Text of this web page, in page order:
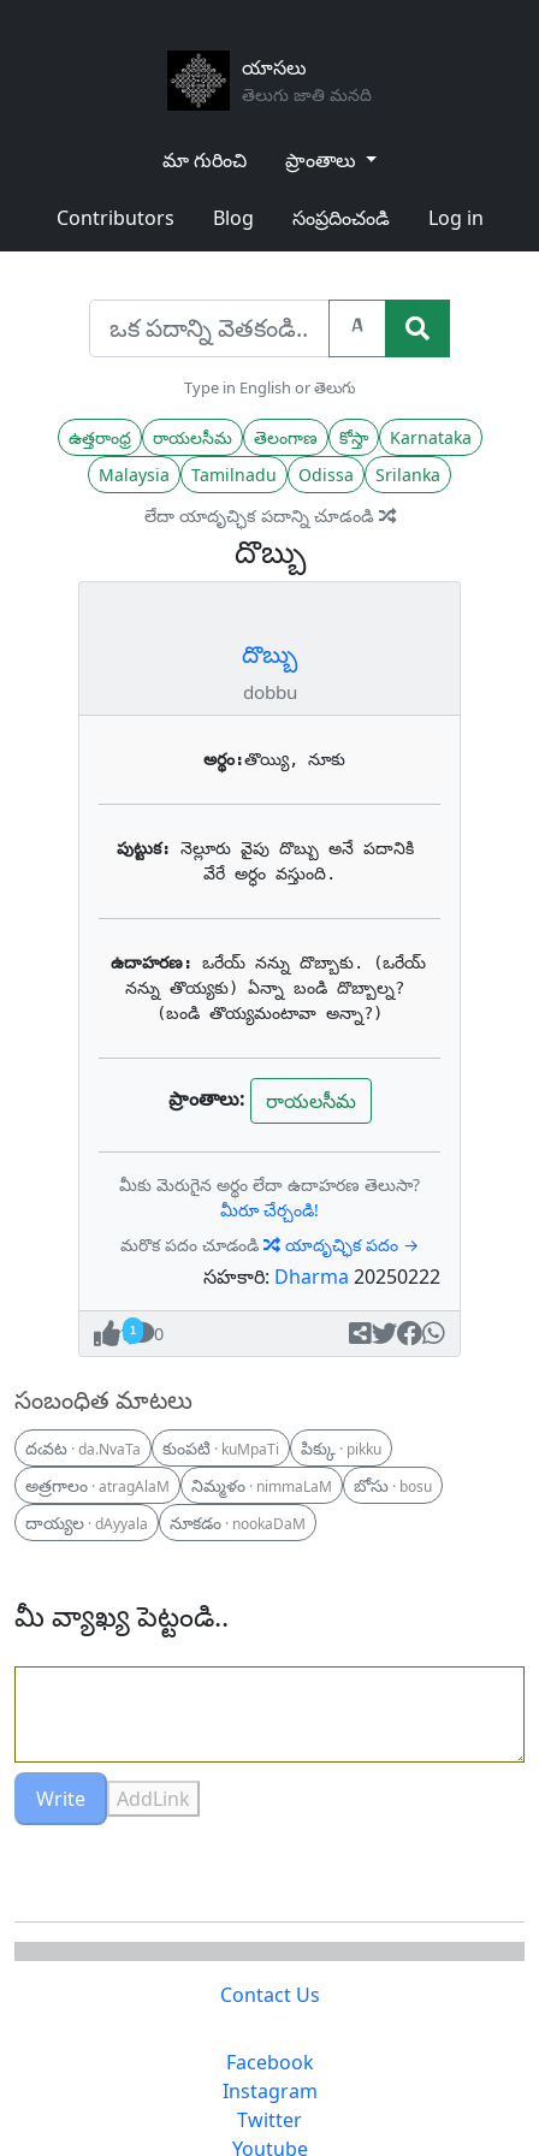
యాసలు
తెలుగు జాతి మనది
మా గురించి ప్రాంతాలు
Contributors Blog సంప్రదించండి Log in
A
Type in English or తెలుగు
ఉత్తరాంధ్ర రాయలసీమ తెలంగాణ కోస్తా
Karnataka
Malaysia
Tamilnadu Odissa
Srilanka
లేదా యాదృచ్ఛిక పదాన్ని చూడండి
దొబ్బు
దొబ్బు
dobbu
అర్థం:తొయ్యి, నూకు
పుట్టుక: నెల్లూరు వైపు దొబ్బు అనే పదానికి
వేరే అర్ధం వస్తుంది.
ఉదాహరణ: ఒరేయ్ నన్ను దొబ్బాకు. (ఒరేయ్
నన్ను తొయ్యకు) ఏన్నా బండి దొబ్బాల్న?
(బండి తొయ్యమంటావా అన్నా?)
ప్రాంతాలు: రాయలసీమ
మీకు మెరుగైన అర్థం లేదా ఉదాహరణ తెలుసా?
మీరూ చేర్చండి!
మరొక పదం చూడండి
యాదృచ్ఛిక పదం →
సహకారి: Dharma 20250222
1 0
సంబంధిత మాటలు
దఁవట · da.NvaTa కుంపటి · kuMpaTi పిక్కు · pikku
అత్రగాలం · atragAlaM నిమ్మళం · nimmaLaM బోసు · bosu
దాయ్యల · dAyyala నూకడం · nookaDaM
మీ వ్యాఖ్య పెట్టండి..
Write AddLink
Contact Us
Facebook
Instagram
Twitter
Youtube